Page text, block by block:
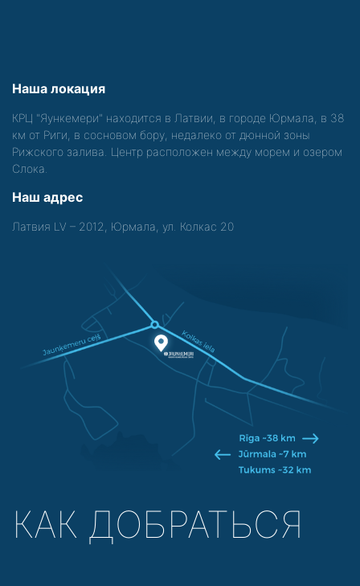
Наша локация
КРЦ "Яункемери" находится в Латвии, в городе Юрмала, в 38
км от Риги, в сосновом бору, недалеко от дюнной зоны
Рижского залива. Центр расположен между морем и озером
Слока.
Наш адрес
Латвия LV – 2012, Юрмала, ул. Колкас 20
КАК ДОБРАТЬСЯ